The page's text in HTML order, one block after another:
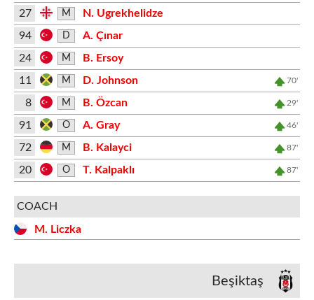
27
M
N. Ugrekhelidze
94
D
A. Çınar
24
M
B. Ersoy
11
M D. Johnson 70'
8 M B. Özcan 29'
91 O A. Gray 46'
72 M B. Kalayci 87'
20 O T. Kalpaklı 87'
COACH
M. Liczka
Beşiktaş